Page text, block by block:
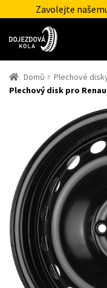
Zavolejte
Domů Plechové
Plechový disk pro